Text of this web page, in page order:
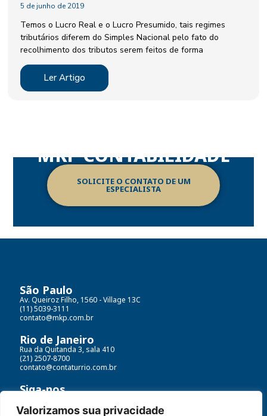
Valorizamos sua privacidade
5 de junho de 2019
Temos o Lucro Real e o Lucro Presumido, tais regimes
tributários diferem do Simples Nacional pelo fato do
recolhimento dos tributos serem feitos de forma
Ler Artigo
MKP CONTABILIDADE
SOLICITE O CONTATO DE UM
ESPECIALISTA
São Paulo
Av. Queiroz Filho, 1560 - Village 13C
(11) 5039-3111
contato@mkp.com.br
Rio de Janeiro
Rua da Quitanda 3, sala 410
(21) 2507-8700
contato@contaturrio.com.br
Siga-nos